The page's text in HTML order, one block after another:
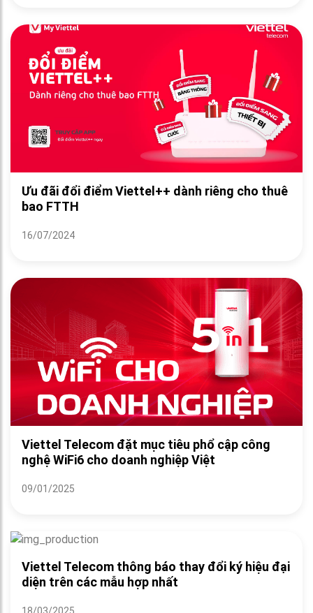
Ưu đãi đổi điểm Viettel++ dành riêng cho thuê
bao FTTH
16/07/2024
Viettel Telecom đặt mục tiêu phổ cập công
nghệ WiFi6 cho doanh nghiệp Việt
09/01/2025
Viettel Telecom thông báo thay đổi ký hiệu đại
diện trên các mẫu hợp nhất